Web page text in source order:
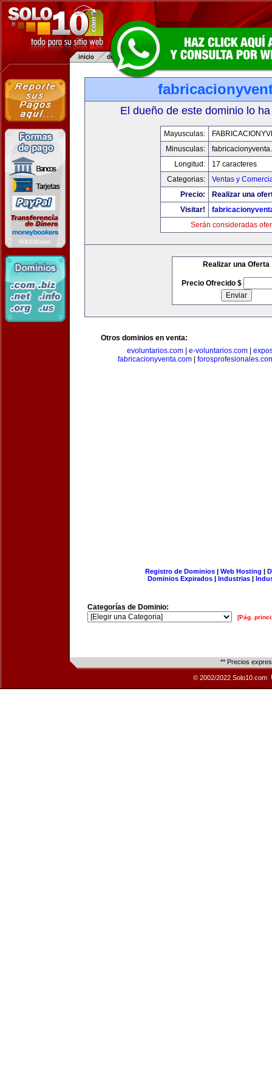
El dueño de este dominio lo
Mayusculas:
Minusculas:
Longitud:
17 caracteres
Categorias:
Ventas y
Precio:
Realizar una
Visitar!
Serán consideradas
Realizar una Oferta
Precio Ofrecido $
Otros dominios en venta:
evoluntarios.com
e-voluntarios.com
fabricacionyventa.com|
Registro de Dominios| Web Hosting |
Dominios Expirados | Industrias |
Categorías de Dominio:
[Pág.
** Precios
© 2002/2022 Solo10.com